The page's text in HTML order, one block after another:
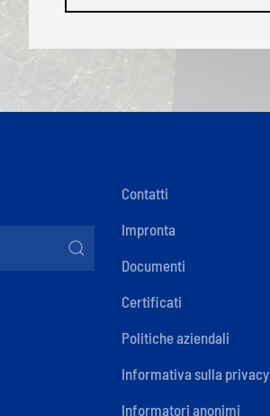
Contatti
Impronta
Documenti
Certificati
Politiche aziendali
Informativa sulla privacy
Informatori anonimi